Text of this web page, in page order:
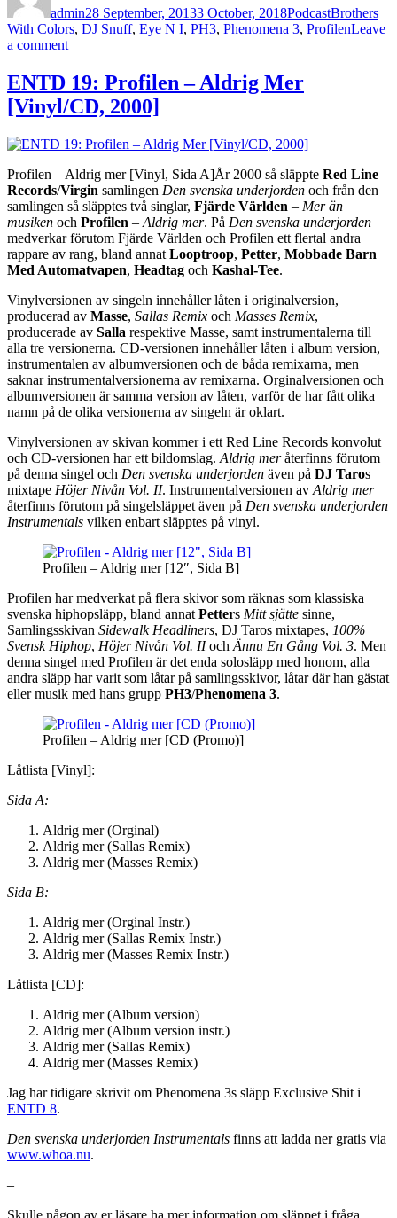
admin28 September, 20133 October, 2018PodcastBrothers
With Colors, DJ Snuff, Eye N I, PH3, Phenomena 3, ProfilenLeave
a commenton
48
–
DJ
Cedergren
ENTD 19: Profilen – Aldrig Mer
[Vinyl/CD, 2000]
Profilen – Aldrig mer [Vinyl, Sida A]År 2000 så släppte Red Line
Records/Virgin samlingen Den svenska underjorden och från den
samlingen så släpptes två singlar, Fjärde Världen – Mer än
musiken och Profilen – Aldrig mer. På Den svenska underjorden
medverkar förutom Fjärde Världen och Profilen ett flertal andra
rappare av rang, bland annat Looptroop, Petter, Mobbade Barn
Med Automatvapen, Headtag och Kashal-Tee.
Vinylversionen av singeln innehåller låten i originalversion,
producerad av Masse, Sallas Remix och Masses Remix,
producerade av Salla respektive Masse, samt instrumentalerna till
alla tre versionerna. CD-versionen innehåller låten i album version,
instrumentalen av albumversionen och de båda remixarna, men
saknar instrumentalversionerna av remixarna. Orginalversionen och
albumversionen är samma version av låten, varför de har fått olika
namn på de olika versionerna av singeln är oklart.
Vinylversionen av skivan kommer i ett Red Line Records konvolut
och CD-versionen har ett bildomslag. Aldrig meråterfinns förutom
på denna singel och Den svenska underjorden även på DJ Taros
mixtape Höjer Nivån Vol. II. Instrumentalversionen av Aldrig mer
återfinns förutom på singelsläppet även på Den svenska underjorden
Instrumentals vilken enbart släpptes på vinyl.
Profilen – Aldrig mer [12″, Sida B]
Profilen har medverkat på flera skivor som räknas som klassiska
svenska hiphopsläpp, bland annat Petters Mitt sjätte sinne,
Samlingsskivan Sidewalk Headliners, DJ Taros mixtapes, 100%
Svensk Hiphop, Höjer Nivån Vol. IIoch Ännu En Gång Vol. 3. Men
denna singel med Profilen är det enda solosläpp med honom, alla
andra släpp har varit som låtar på samlingsskivor, låtar där han gästat
eller musik med hans grupp PH3/Phenomena 3.
Profilen – Aldrig mer [CD (Promo)]
Låtlista [Vinyl]:
Sida A:
Aldrig mer (Orginal)
Aldrig mer (Sallas Remix)
Aldrig mer (Masses Remix)
Sida B:
Aldrig mer (Orginal Instr.)
Aldrig mer (Sallas Remix Instr.)
Aldrig mer (Masses Remix Instr.)
Låtlista [CD]:
Aldrig mer (Album version)
Aldrig mer (Album version instr.)
Aldrig mer (Sallas Remix)
Aldrig mer (Masses Remix)
Jag har tidigare skrivit om Phenomena 3s släpp Exclusive Shit i
ENTD 8.
Den svenska underjorden Instrumentals finns att ladda ner gratis via
www.whoa.nu.
–